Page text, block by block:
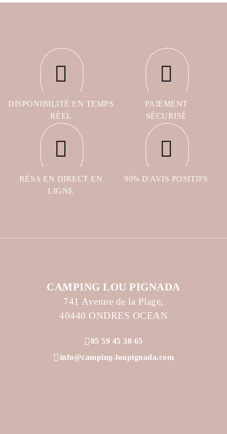
DISPONIBILITÉ EN TEMPS
RÉEL
PAIEMENT
SÉCURISÉ
RÉSA EN DIRECT EN
LIGNE
90% D'AVIS POSITIFS
CAMPING LOU PIGNADA
741 Avenue de la Plage,
40440 ONDRES OCEAN
05 59 45 30 65
info@camping-loupignada.com